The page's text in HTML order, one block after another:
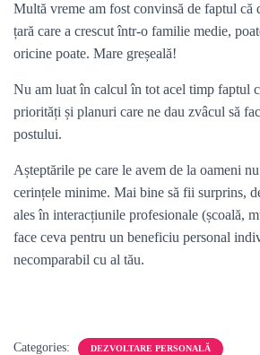
Multă vreme am fost convinsă de faptul că
țară care a crescut într-o familie medie,
oricine poate. Mare greșeală!
Nu am luat în calcul în tot acel timp faptul
priorități și planuri care ne dau zvâcul să
postului.
Așteptările pe care le avem de la oameni nu
cerințele minime. Mai bine să fii surprins,
ales în interacțiunile profesionale (școală,
face ceva pentru un beneficiu personal
necomparabil cu al tău.
Categories: DEZVOLTARE PERSONALĂ